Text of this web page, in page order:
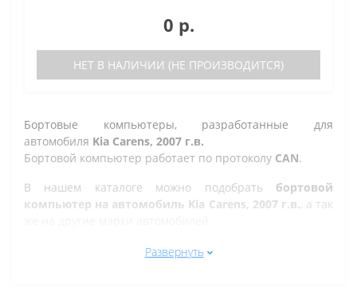
0 р.
НЕТ В НАЛИЧИИ (НЕ ПРОИЗВОДИТСЯ)
Бортовые компьютеры, разработанные для
автомобиля Kia Carens, 2007 г.в.
Бортовой компьютер работает по протоколу CAN.
В нашем каталоге можно подобрать бортовой
компьютер на автомобиль Kia Carens, 2007 г.в., а так
Все рано или поздно в Ульяновске сталкиваются с
Развернуть